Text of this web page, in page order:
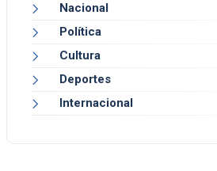
Nacional
Política
Cultura
Deportes
Internacional